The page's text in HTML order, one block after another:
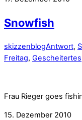
Snowfish
skizzenblogAntwort,
Freitag, Gescheitertes
Frau Rieger goes
15. Dezember 2010